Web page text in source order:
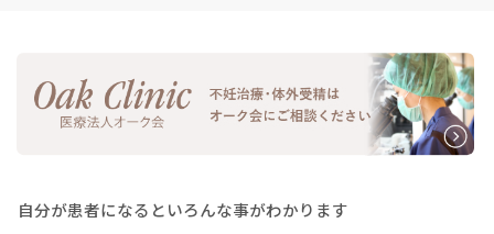
自分が患者になるといろんな事がわかります